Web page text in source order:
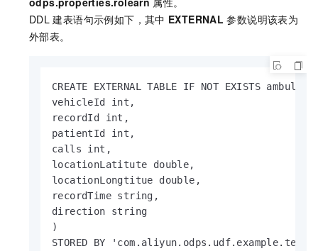
DDL 建表语句示例如下，其中 EXTERNAL 参数说明该表为
外部表。
CREATE EXTERNAL TABLE IF NOT EXISTS
vehicleId int,
recordId int,
patientId int,
calls int,
locationLatitute double,
locationLongtitue double,
recordTime string,
direction string
)
STORED BY